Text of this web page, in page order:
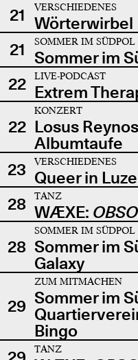
21
VERSCHIEDENES
Wörterwirbel
21
SOMMER IM SÜDPOL
Sommer im
22
LIVE-PODCAST
Extrem
22
KONZERT
Losus
Albumtaufe
23
VERSCHIEDENES
Queer in
28
TANZ
WÆXE:
28
SOMMER IM SÜDPOL
Sommer im
Galaxy
29
ZUM MITMACHEN
Sommer im
Bingo
TANZ